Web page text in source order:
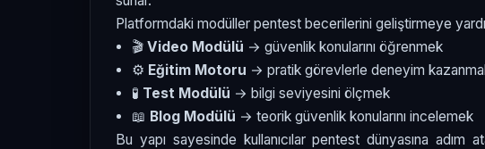
Platformdaki modüller pentest becerilerini geliştirmeye
🎬Video Modülü → güvenlik konularını öğrenmek
⚙️ Eğitim Motoru → pratik görevlerle deneyim
🧪 Test Modülü → bilgi seviyesini ölçmek
📖 Blog Modülü → teorik güvenlik konularını incelemek
Bu yapı sayesinde kullanıcılar pentest dünyasına